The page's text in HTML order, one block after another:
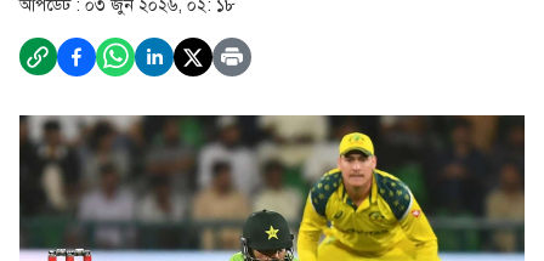
আপডেট : ০৩ জুন ২০২৬, ০২: ১৮